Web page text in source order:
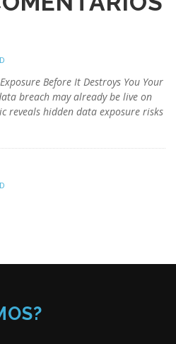
Before It Destroys You Your
breach may already be live on
reveals hidden data exposure risks